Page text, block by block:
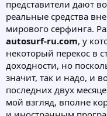
представители дают
реальные средства
мирового серфинга.
autosurf-ru.com, у
некоторый перекос в
доходности, но
значит, так и надо, и
последних двух
мой взгляд, вполне